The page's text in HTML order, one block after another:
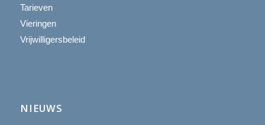
Tarieven
Vieringen
Vrijwilligersbeleid
NIEUWS